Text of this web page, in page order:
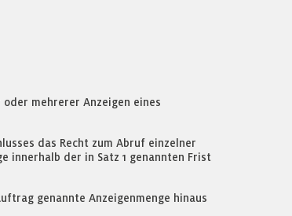
mehrerer Anzeigen eines
das Recht zum Abruf einzelner
innerhalb der in Satz 1 genannten Frist
genannte Anzeigenmenge hinaus